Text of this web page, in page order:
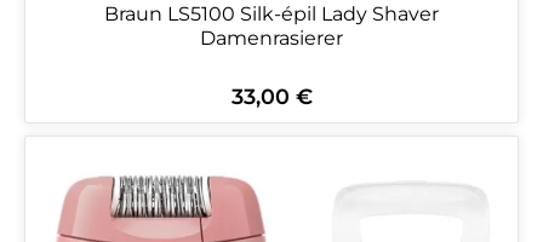
Braun LS5100 Silk-épil Lady Shaver
Damenrasierer
Regulärer Preis:
33,00 €